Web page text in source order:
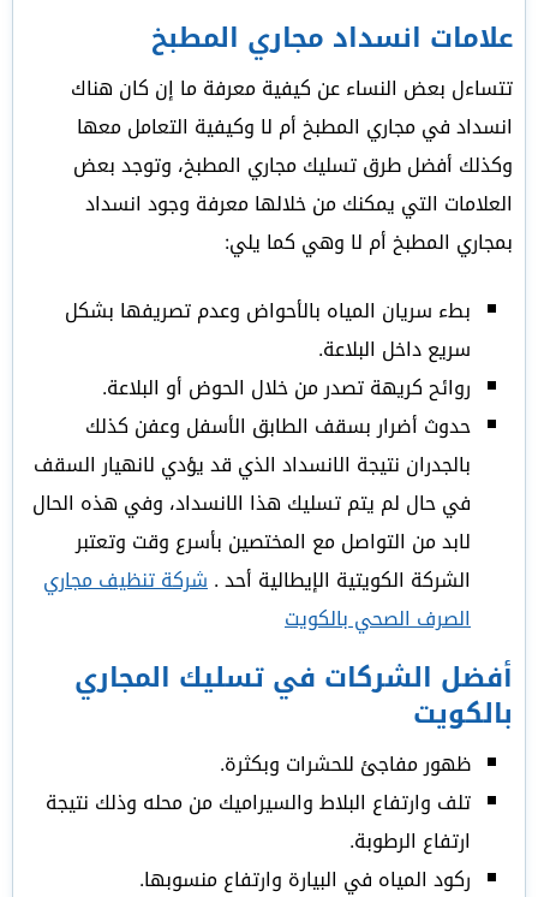
علامات انسداد مجاري المطبخ
تتساءل بعض النساء عن كيفية معرفة ما إن كان هناك
انسداد في مجاري المطبخ أم لا وكيفية التعامل معها
وكذلك أفضل طرق تسليك مجاري المطبخ، وتوجد بعض
العلامات التي يمكنك من خلالها معرفة وجود انسداد
بمجاري المطبخ أم لا وهي كما يلي:
بطء سريان المياه بالأحواض وعدم تصريفها بشكل
سريع داخل البلاعة.
روائح كريهة تصدر من خلال الحوض أو البلاعة.
حدوث أضرار بسقف الطابق الأسفل وعفن كذلك
بالجدران نتيجة الانسداد الذي قد يؤدي لانهيار السقف
في حال لم يتم تسليك هذا الانسداد، وفي هذه الحال
لابد من التواصل مع المختصين بأسرع وقت وتعتبر
الشركة الكويتية الإيطالية أحد .شركة تنظيف مجاري
الصرف الصحي بالكويت
أفضل الشركات في تسليك المجاري
بالكويت
ظهور مفاجئ للحشرات وبكثرة.
تلف وارتفاع البلاط والسيراميك من محله وذلك نتيجة
ارتفاع الرطوبة.
ركود المياه في البيارة وارتفاع منسوبها.